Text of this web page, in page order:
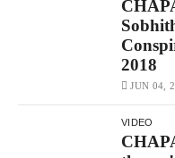
2018
JUN 04,
VIDEO